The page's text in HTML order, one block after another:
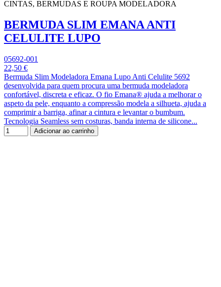
CINTAS, BERMUDAS E ROUPA MODELADORA
BERMUDA SLIM EMANA ANTI
CELULITE LUPO
05692-001
22,50 €
Bermuda Slim Modeladora Emana Lupo Anti Celulite 5692
desenvolvida para quem procura uma bermuda modeladora
confortável, discreta e eficaz. O fio Emana® ajuda a melhorar o
aspeto da pele, enquanto a compressão modela a silhueta, ajuda a
comprimir a barriga, afinar a cintura e levantar o bumbum.
Tecnologia Seamless sem costuras, banda interna de silicone...
Adicionar ao carrinho